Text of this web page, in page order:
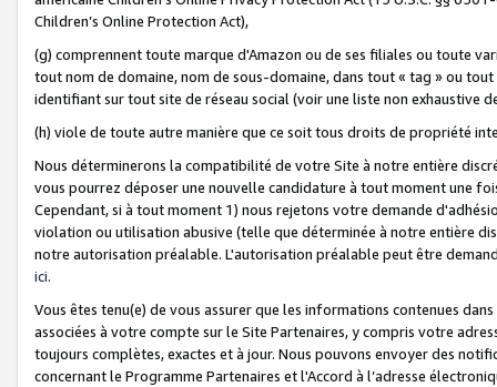
Children’s Online Protection Act),
(g) comprennent toute marque d'Amazon ou de ses filiales ou toute
tout nom de domaine, nom de sous-domaine, dans tout « tag » ou
identifiant sur tout site de réseau social (voir une liste non exhaustive
(h) viole de toute autre manière que ce soit tous droits de propriété
Nous déterminerons la compatibilité de votre Site à notre entière
vous pourrez déposer une nouvelle candidature à tout moment une
Cependant, si à tout moment 1) nous rejetons votre demande
violation ou utilisation abusive (telle que déterminée à notre entière
notre autorisation préalable. L'autorisation préalable peut être
ici.
Vous êtes tenu(e) de vous assurer que les informations contenues
associées à votre compte sur le Site Partenaires, y compris votre
toujours complètes, exactes et à jour. Nous pouvons envoyer des
concernant le Programme Partenaires et l'Accord à l’adresse